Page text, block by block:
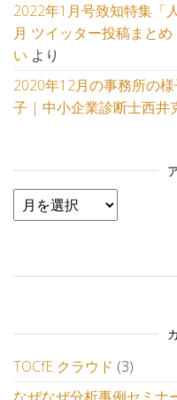
2022年1月号致知特集「
月 ツイッター投稿まと
い より
2020年12月の事務所の様
子 | 中小企業診断士西井
アーカイブ
TOCfE クラウド (3)